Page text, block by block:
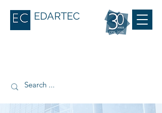
EDARTEC